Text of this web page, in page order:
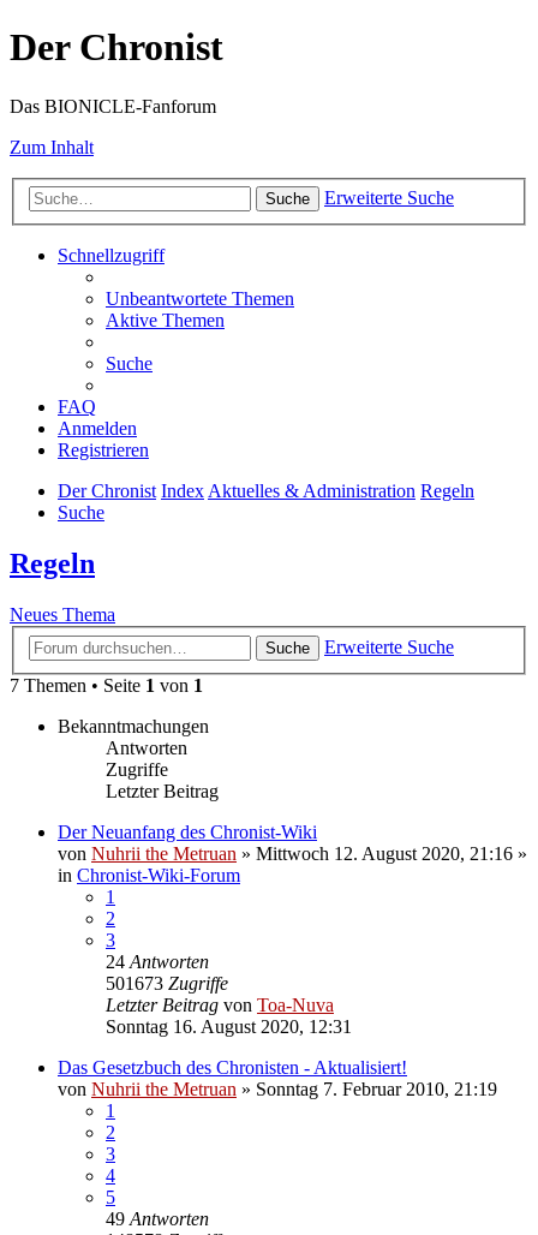
Der Chronist
Das BIONICLE-Fanforum
Zum Inhalt
Suche Erweiterte Suche
Schnellzugriff
Unbeantwortete Themen
Aktive Themen
Suche
FAQ
Anmelden
Registrieren
Der Chronist IndexAktuelles & Administration Regeln
Suche
Regeln
Neues Thema
Suche
Erweiterte Suche
7 Themen • Seite 1 von 1
Bekanntmachungen
Antworten
Zugriffe
Letzter Beitrag
Der Neuanfang des Chronist-Wiki
von Nuhrii the Metruan » Mittwoch 12. August 2020, 21:16 »
in Chronist-Wiki-Forum
1
2
3
24 Antworten
501673 Zugriffe
Letzter Beitrag von Toa-Nuva
Sonntag 16. August 2020, 12:31
Das Gesetzbuch des Chronisten - Aktualisiert!
von Nuhrii the Metruan » Sonntag 7. Februar 2010, 21:19
1
2
3
4
5
49 Antworten